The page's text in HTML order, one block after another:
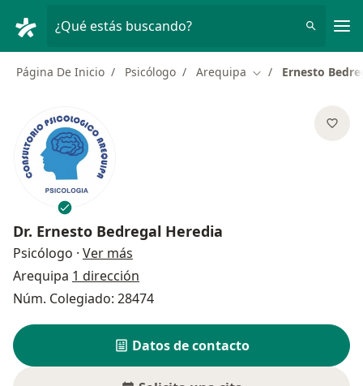
¿Qué estás buscando?
Página De Inicio Psicólogo Arequipa Cambiar de ciudad
Ernesto
Dr. Ernesto Bedregal Heredia
Psicólogo · Ver más
Arequipa 1 dirección
Núm. Colegiado: 28474
Datos de contacto